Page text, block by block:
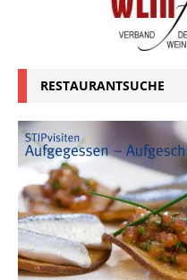
RESTAURANTSUCHE